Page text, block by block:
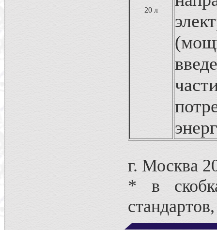
20 л
г. Москва
* в